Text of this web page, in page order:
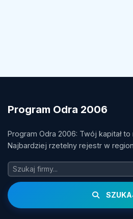
Program Odra 2006
Program Odra 2006: Twój kapitał
Najbardziej rzetelny rejestr w